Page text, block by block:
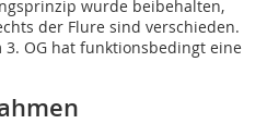
wurde beibehalten,
der Flure sind verschieden.
OG hat funktionsbedingt eine